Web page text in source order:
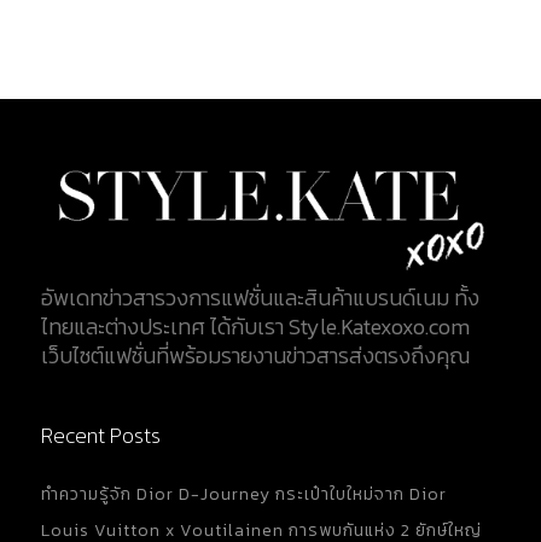
อัพเดทข่าวสารวงการแฟชั่นและสินค้าแบรนด์เนม ทั้ง
ไทยและต่างประเทศ ได้กับเรา Style.Katexoxo.com
เว็บไซต์แฟชั่นที่พร้อมรายงานข่าวสารส่งตรงถึงคุณ
Recent Posts
ทำความรู้จัก Dior D-Journey กระเป๋าใบใหม่จาก Dior
Louis Vuitton x Voutilainen การพบกันแห่ง 2 ยักษ์ใหญ่